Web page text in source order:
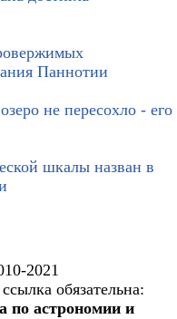
Паннотии
не пересохло - его
шкалы назван в
2021
обязательна:
по астрономии и